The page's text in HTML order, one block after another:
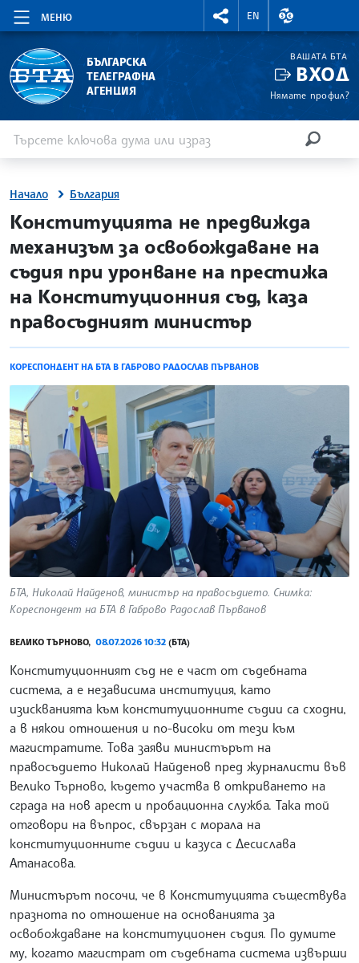
МЕНЮ
RIGHTMENU.SOCIAL
EN
ВАЛУТНИ
БЪЛГАРСКА
ТЕЛЕГРАФНА
АГЕНЦИЯ
ВАШАТА БТА
ВХОД
Нямате профил?
Начало България
site.bta
Конституцията не предвижда
механизъм за освобождаване на
съдия при уронване на престижа
на Конституционния съд, каза
правосъдният министър
КОРЕСПОНДЕНТ НА БТА В ГАБРОВО РАДОСЛАВ ПЪРВАНОВ
БТА, Николай Найденов, министър на правосъдието. Снимка:
Кореспондент на БТА в Габрово Радослав Първанов
ВЕЛИКО ТЪРНОВО, 08.07.2026 10:32 (БТА)
Конституционният съд не е част от съдебната
система, а е независима институция, като
изискванията към конституционните съдии са сходни,
а в някои отношения и по-високи от тези към
магистратите. Това заяви министърът на
правосъдието Николай Найденов пред журналисти във
Велико Търново, където участва в откриването на
сграда на нов арест и пробационна служба. Така той
отговори на въпрос, свързан с морала на
конституционните съдии и казуса с Десислава
Атанасова.
Министърът посочи, че в Конституцията съществува
празнота по отношение на основанията за
освобождаване на конституционен съдия. По думите
му, когато магистрат от съдебната система извърши